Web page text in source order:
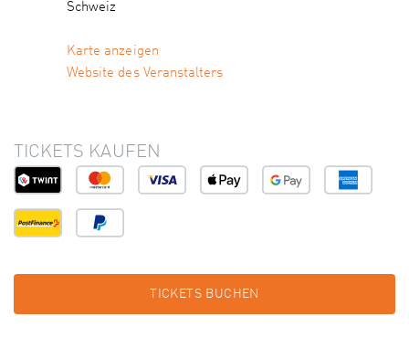
Schweiz
Karte anzeigen
Website des Veranstalters
TICKETS KAUFEN
TICKETS BUCHEN